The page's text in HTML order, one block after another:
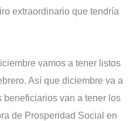
extraordinario que tendría
vamos a tener listos
Así que diciembre va a
beneficiarios van a tener los
de Prosperidad Social en